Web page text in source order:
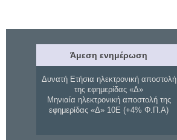
Άμεση ενημέρωση
Δυνατή Ετήσια ηλεκτρονική αποστολή
της εφημερίδας «Δ»
Μηνιαία ηλεκτρονική αποστολή της
εφημερίδας «Δ» 10Ε (+4% Φ.Π.Α)